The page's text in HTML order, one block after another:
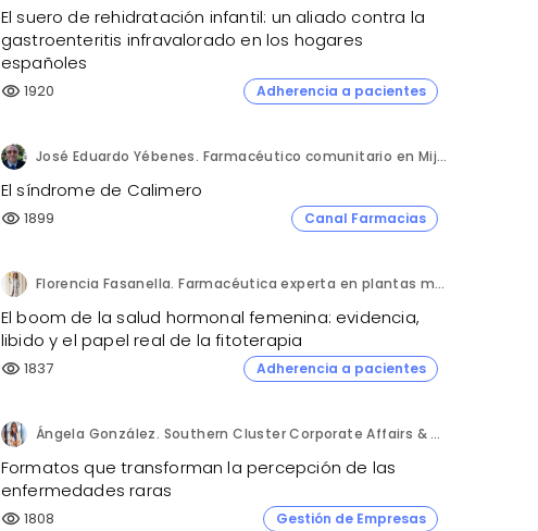
El suero de rehidratación infantil: un aliado contra la
gastroenteritis infravalorado en los hogares
españoles
visibility 1920 Adherencia a pacientes
José Eduardo Yébenes. Farmacéutico comunitario en Mijas (Málaga).
El síndrome de Calimero
visibility 1899 Canal Farmacias
Florencia Fasanella. Farmacéutica experta en plantas medicinales.
El boom de la salud hormonal femenina: evidencia,
libido y el papel real de la fitoterapia
visibility 1837 Adherencia a pacientes
Ángela González. Southern Cluster Corporate Affairs & Patient Partnership Director. Kyowa Kirin.
Formatos que transforman la percepción de las
enfermedades raras
visibility 1808 Gestión de Empresas